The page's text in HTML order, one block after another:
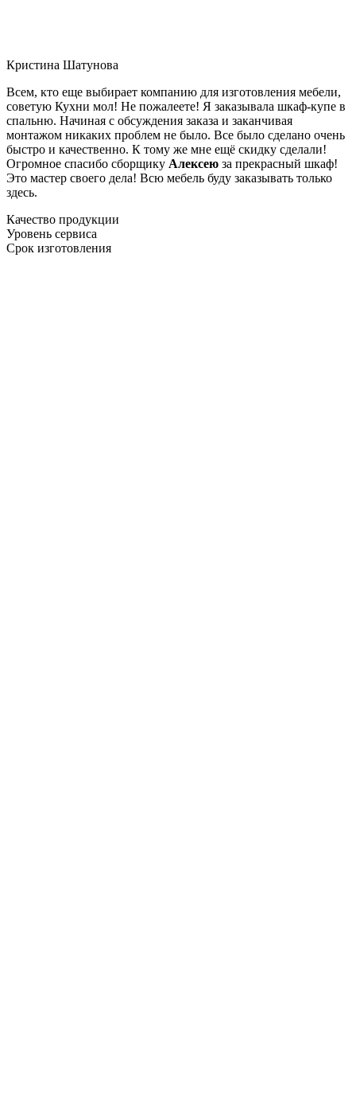
Кристина Шатунова
Всем, кто еще выбирает компанию для изготовления мебели,
советую Кухни мол! Не пожалеете! Я заказывала шкаф-купе в
спальню. Начиная с обсуждения заказа и заканчивая
монтажом никаких проблем не было. Все было сделано очень
быстро и качественно. К тому же мне ещё скидку сделали!
Огромное спасибо сборщику Алексею за прекрасный шкаф!
Это мастер своего дела! Всю мебель буду заказывать только
здесь.
Качество продукции
Уровень сервиса
Срок изготовления